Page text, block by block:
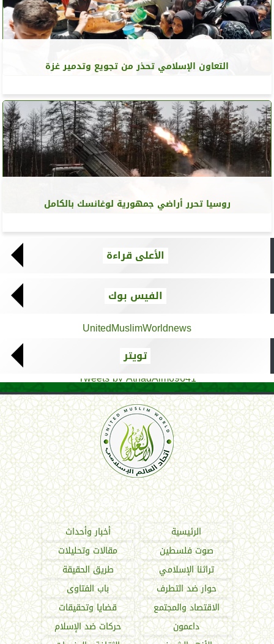
التعاون الإسلامي تحذر من تجويع وتدمير غزة
روسيا تحرر أراضي جمهورية لوغانسك بالكامل
الأعلى قراءة
الفيس بوك
UnitedMuslimWorldnews
تويتر
Tweets by AthadAlm69641
اتحاد العالم الإسلامي
الرئيسية
أخبار وأحداث
صوت فلسطين
مقالات وتحليلات
تراثنا الإسلامي
طريق الحقيقة
حوار ضد التطرف
باب الفتاوى
الاقتصاد والمجتمع
قضايا وتحقيقات
داعمون
حركات ضد الإسلام